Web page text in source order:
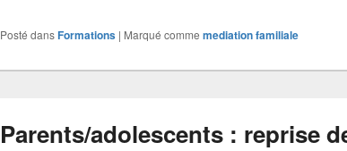
Posté dansFormations | Marqué comme mediation familiale
Parents/adolescents : reprise